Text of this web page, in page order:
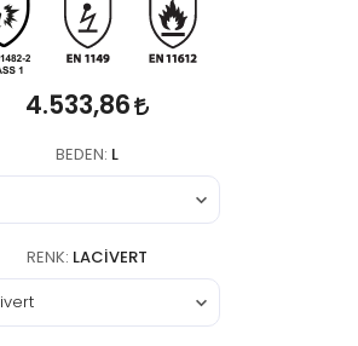
4.533,86
BEDEN: L
RENK: LACIVERT